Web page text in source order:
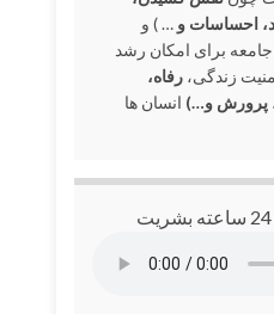
احساسات و … ) و
برای امکان رشد
زندگی،رفاه،
پرورش و…) انسان ها